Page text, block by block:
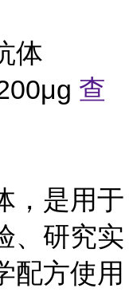
体
查
，是用于
、研究实
配方使用